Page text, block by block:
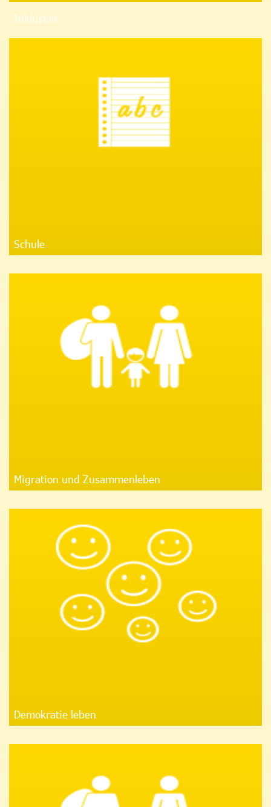
Inklusion
Schule
Migration und Zusammenleben
Demokratie leben